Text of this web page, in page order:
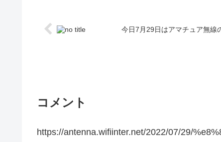
今日7月29日はアマチュア無線
コメント
https://antenna.wifiinter.net/2022/07/29/